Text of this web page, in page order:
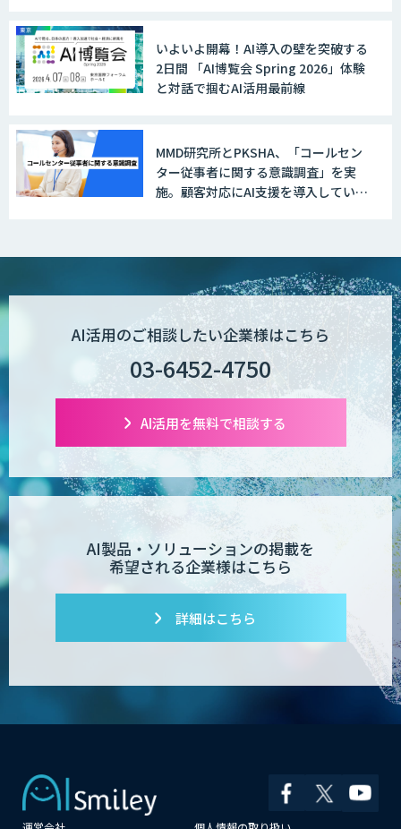
いよいよ開幕！AI導入の壁を突破する
2日間 「AI博覧会 Spring 2026」体験
と対話で掴むAI活用最前線
MMD研究所とPKSHA、「コールセン
ター従事者に関する意識調査」を実
施。顧客対応にAI支援を導入している
AI活用のご相談したい企業様はこちら
03-6452-4750
AI活用を無料で相談する
AI製品・ソリューションの掲載を
希望される企業様はこちら
詳細はこちら